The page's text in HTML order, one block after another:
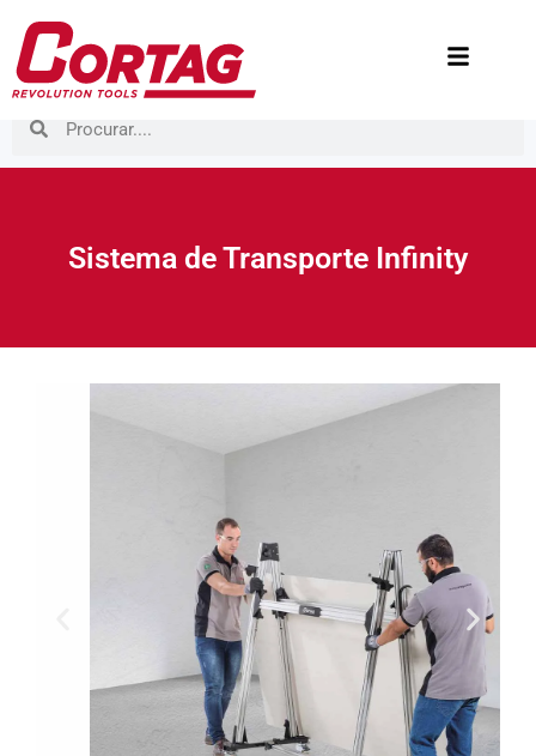
Sistema de Transporte Infinity